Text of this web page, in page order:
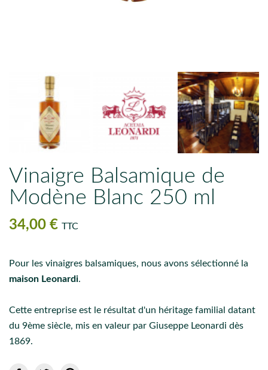
Vinaigre Balsamique de
Modène Blanc 250 ml
34,00 € TTC
Pour les vinaigres balsamiques, nous avons sélectionné la
maison Leonardi.
Cette entreprise est le résultat d'un héritage familial datant
du 9ème siècle, mis en valeur par Giuseppe Leonardi dès
1869.